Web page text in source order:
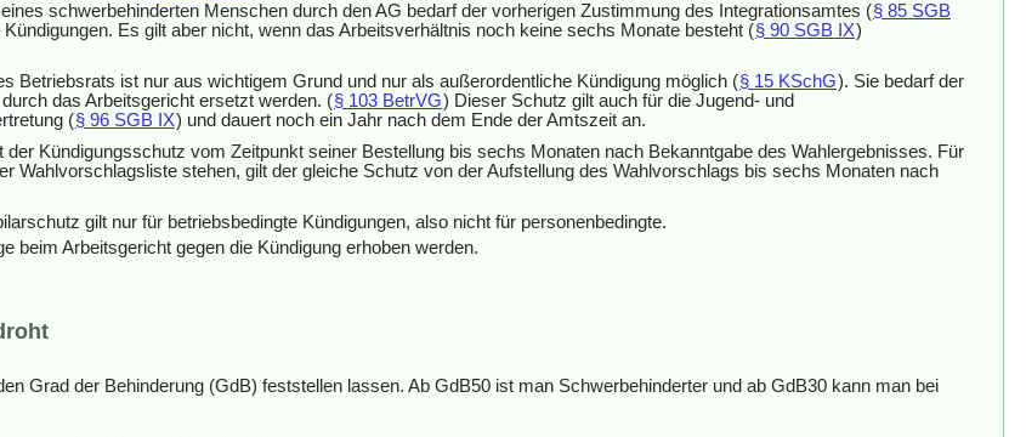
schwerbehinderten Menschen durch den AG bedarf der vorherigen Zustimmung des Integrationsamtes (§ 85 SGB
Es gilt aber nicht, wenn das Arbeitsverhältnis noch keine sechs Monate besteht (§ 90 SGB IX)
Betriebsrats ist nur aus wichtigem Grund und nur als außerordentliche Kündigung möglich (§ 15 KSchG). Sie bedarf der
das Arbeitsgericht ersetzt werden. (§ 103 BetrVG) Dieser Schutz gilt auch für die Jugend- und
(§ 96 SGB IX) und dauert noch ein Jahr nach dem Ende der Amtszeit an.
Kündigungsschutz vom Zeitpunkt seiner Bestellung bis sechs Monaten nach Bekanntgabe des Wahlergebnisses. Für
Wahlvorschlagsliste stehen, gilt der gleiche Schutz von der Aufstellung des Wahlvorschlags bis sechs Monaten nach
gilt nur für betriebsbedingte Kündigungen, also nicht für personenbedingte.
beim Arbeitsgericht gegen die Kündigung erhoben werden.
Grad der Behinderung (GdB) feststellen lassen. Ab GdB50 ist man Schwerbehinderter und ab GdB30 kann man bei